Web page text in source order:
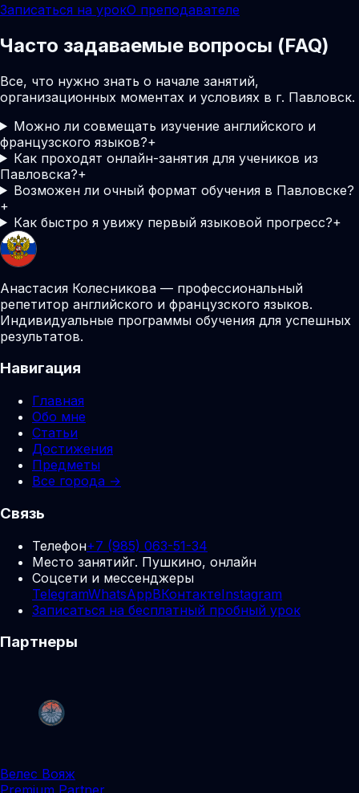
Записаться на урокО преподавателе
Часто задаваемые вопросы (FAQ)
Все, что нужно знать о начале занятий,
организационных моментах и условиях в г. Павловск.
Можно ли совмещать изучение английского и
французского языков?+
Как проходят онлайн-занятия для учеников из
Павловска?+
Возможен ли очный формат обучения в Павловске?
+
Как быстро я увижу первый языковой прогресс?+
Анастасия Колесникова — профессиональный
репетитор английского и французского языков.
Индивидуальные программы обучения для успешных
результатов.
Навигация
Главная
Обо мне
Статьи
Достижения
Предметы
Все города →
Связь
Телефон+7 (985) 063-51-34
Место занятийг. Пушкино, онлайн
Соцсети и мессенджеры
TelegramWhatsAppВКонтактеInstagram
Записаться на бесплатный пробный урок
Партнеры
Велес Вояж
Premium Partner